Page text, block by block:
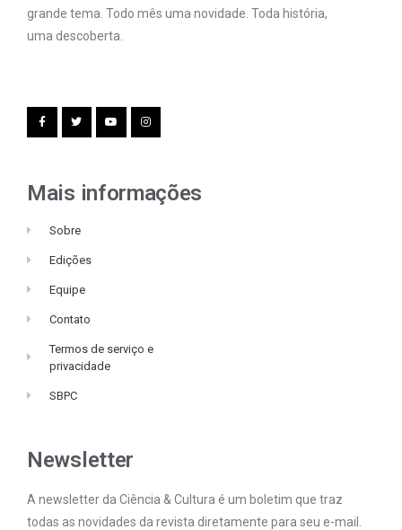
grande tema. Todo mês uma novidade. Toda história,
uma descoberta.
Mais informações
Sobre
Edições
Equipe
Contato
Termos de serviço e
privacidade
SBPC
Newsletter
A newsletter da Ciência & Cultura é um boletim que traz
todas as novidades da revista diretamente para seu e-mail.